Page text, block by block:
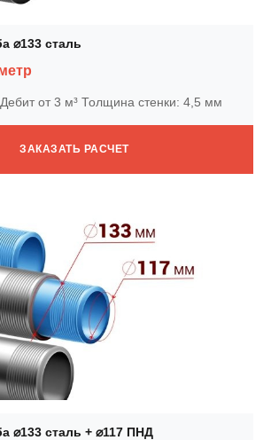
⌀133 сталь
от 3 м³ Толщина стенки: 4,5 мм
ЗАКАЗАТЬ РАСЧЕТ
⌀133 сталь + ⌀117 ПНД